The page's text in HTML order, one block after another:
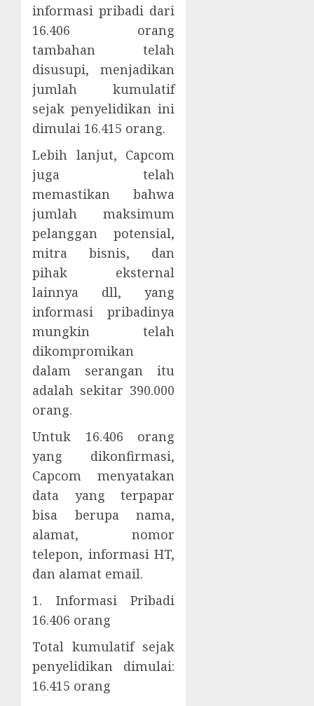
informasi pribadi dari
16.406 orang
tambahan telah
disusupi, menjadikan
jumlah kumulatif
sejak penyelidikan ini
dimulai 16.415 orang.
Lebih lanjut, Capcom
juga telah
memastikan bahwa
jumlah maksimum
pelanggan potensial,
mitra bisnis, dan
pihak eksternal
lainnya dll, yang
informasi pribadinya
mungkin telah
dikompromikan
dalam serangan itu
adalah sekitar 390.000
orang.
Untuk 16.406 orang
yang dikonfirmasi,
Capcom menyatakan
data yang terpapar
bisa berupa nama,
alamat, nomor
telepon, informasi HT,
dan alamat email.
1. Informasi Pribadi
16.406 orang
Total kumulatif sejak
penyelidikan dimulai:
16.415 orang